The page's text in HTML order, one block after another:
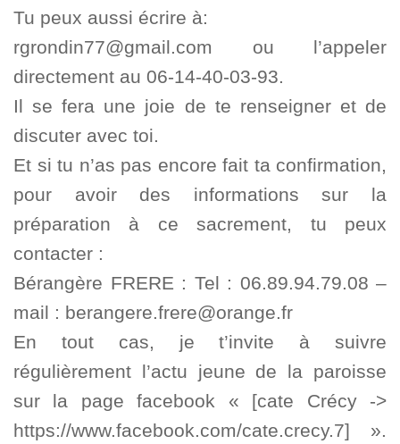
Tu peux aussi écrire à:
rgrondin77@gmail.com ou l’appeler
directement au 06-14-40-03-93.
Il se fera une joie de te renseigner et de
discuter avec toi.
Et si tu n’as pas encore fait ta confirmation,
pour avoir des informations sur la
préparation à ce sacrement, tu peux
contacter :
Bérangère FRERE : Tel : 06.89.94.79.08 –
mail : berangere.frere@orange.fr
En tout cas, je t’invite à suivre
régulièrement l’actu jeune de la paroisse
sur la page facebook « [cate Crécy ->
https://www.facebook.com/cate.crecy.7] ».